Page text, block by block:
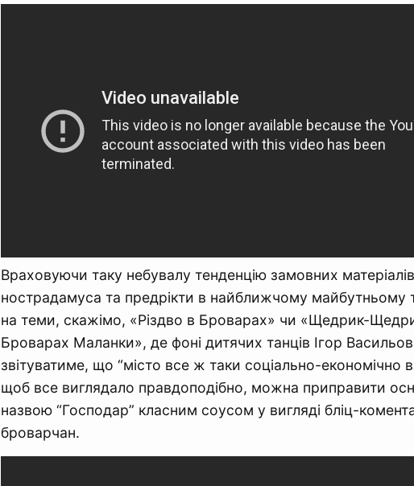
Враховуючи таку небувалу тенденцію замовних
нострадамуса та предрікти в найближчому майбутньому
на теми, скажімо, «Різдво в Броварах» чи «Щедрик-
Броварах Маланки», де фоні дитячих танців Ігор
звітуватиме, що “місто все ж таки соціально-економічно
щоб все виглядало правдоподібно, можна приправити
назвою “Господар” класним соусом у вигляді бліц-
броварчан.